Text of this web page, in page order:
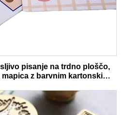
pisanje na trdno ploščo,
z barvnim kartonskim